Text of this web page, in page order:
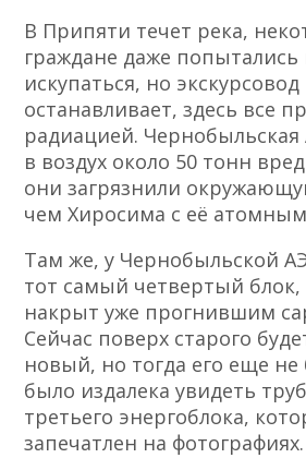
В Припяти течет река,
граждане даже попытались
искупаться, но
останавливает, здесь все
радиацией.
в воздух около 50 тонн
они загрязнили
чем Хиросима с её
Там же, у Чернобыльской
тот самый четвертый
накрыт уже прогнившим
Сейчас поверх старого
новый, но тогда его еще
было издалека увидеть
третьего энергоблока,
запечатлен на фотографиях.